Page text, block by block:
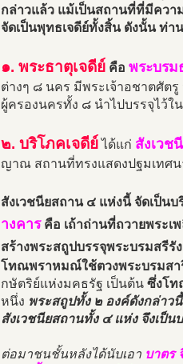
กล่าวแล้ว แม้เป็นสถานที่ที่มีควา
จัดเป็นพุทธเจดีย์ทั้งสิ้น ดังนั้น ท่า
๑. พระธาตุเจดีย์ คือ พระบรม
ต่างๆ ๘ นคร มีพระเจ้าอชาตศัต
ผู้ครองนครทั้ง ๘ นำไปบรรจุไว้ใ
๒. บริโภคเจดีย์ได้แก่ สังเวช
ญาณ สถานที่ทรงแสดงปฐมเทศ
สังเวชนียสถาน ๔ แห่งนี้ จัดเป็น
างคารคือ เถ้าถ่านที่ถวายพระเ
สร้างพระสถูปบรรจุพระบรมสรีรั
โทณพราหมณ์ใช้ตวงพระบรมสา
กษัตริย์แห่งมคธรัฐ เป็นต้น ซึ่งโท
หนึ่ง พระสถูปทั้ง ๒ องค์ดังกล่าว
สังเวชนียสถานทั้ง ๔ แห่ง จึงเป็
ต่อมาชนชั้นหลังได้นับเอา บาตร